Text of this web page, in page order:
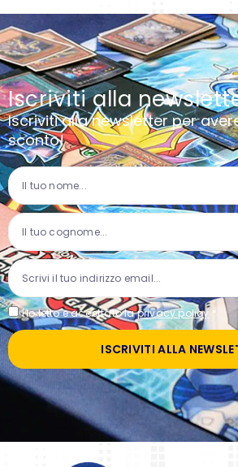
Iscriviti alla
Iscriviti alla newsletter per
sconto!
Ho letto e accettato laprivacy policy *
ISCRIVITI ALLA